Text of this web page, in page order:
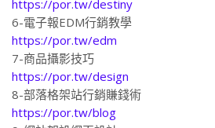
6-電子報EDM行銷教學
https://por.tw/edm
7-商品攝影技巧
https://por.tw/design
8-部落格架站行銷賺錢術
https://por.tw/blog
9-網站架設網頁設計